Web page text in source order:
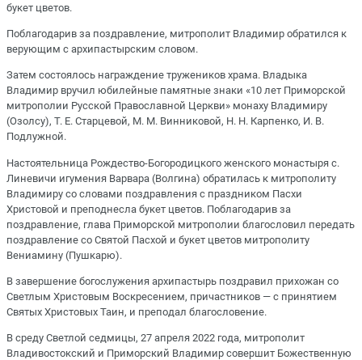
букет цветов.
Поблагодарив за поздравление, митрополит Владимир обратился к
верующим с архипастырским словом.
Затем состоялось награждение тружеников храма. Владыка
Владимир вручил юбилейные памятные знаки «10 лет Приморской
митрополии Русской Православной Церкви» монаху Владимиру
(Озолсу), Т. Е. Старцевой, М. М. Винниковой, Н. Н. Карпенко, И. В.
Подлужной.
Настоятельница Рождество-Богородицкого женского монастыря с.
Линевичи игумения Варвара (Волгина) обратилась к митрополиту
Владимиру со словами поздравления с праздником Пасхи
Христовой и преподнесла букет цветов. Поблагодарив за
поздравление, глава Приморской митрополии благословил передать
поздравление со Святой Пасхой и букет цветов митрополиту
Вениамину (Пушкарю).
В завершение богослужения архипастырь поздравил прихожан со
Светлым Христовым Воскресением, причастников — с принятием
Святых Христовых Таин, и преподал благословение.
В среду Светлой седмицы, 27 апреля 2022 года, митрополит
Владивостокский и Приморский Владимир совершит Божественную